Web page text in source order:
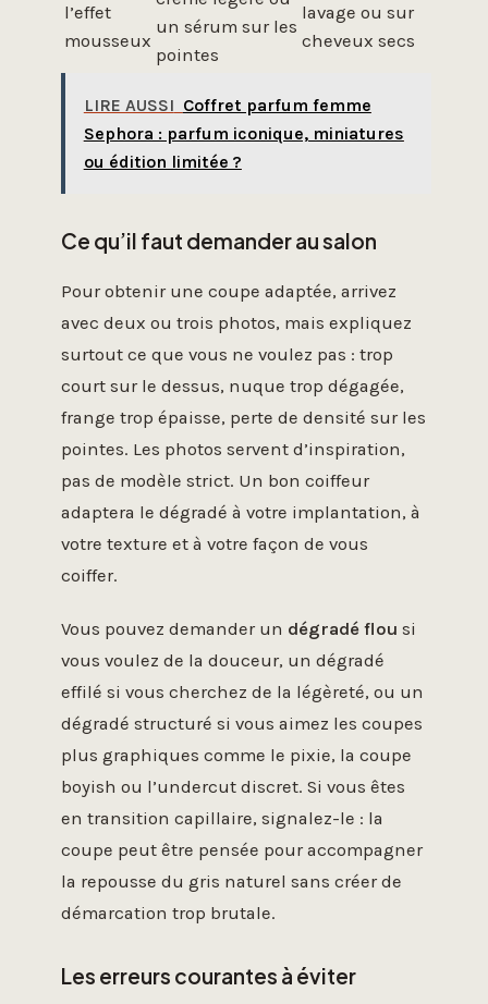
l’effet
mousseux
un sérum sur les
pointes
lavage ou sur
cheveux secs
LIRE AUSSI Coffret parfum femme
Sephora : parfum iconique, miniatures
ou édition limitée ?
Ce qu’il faut demander au salon
Pour obtenir une coupe adaptée, arrivez
avec deux ou trois photos, mais expliquez
surtout ce que vous ne voulez pas : trop
court sur le dessus, nuque trop dégagée,
frange trop épaisse, perte de densité sur les
pointes. Les photos servent d’inspiration,
pas de modèle strict. Un bon coiffeur
adaptera le dégradé à votre implantation, à
votre texture et à votre façon de vous
coiffer.
Vous pouvez demander un dégradé flou si
vous voulez de la douceur, un dégradé
effilé si vous cherchez de la légèreté, ou un
dégradé structuré si vous aimez les coupes
plus graphiques comme le pixie, la coupe
boyish ou l’undercut discret. Si vous êtes
en transition capillaire, signalez-le : la
coupe peut être pensée pour accompagner
la repousse du gris naturel sans créer de
démarcation trop brutale.
Les erreurs courantes à éviter